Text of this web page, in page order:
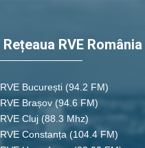
Rețeaua RVE România
RVE București (94.2 FM)
RVE Brașov (94.6 FM)
RVE Cluj (88.3 Mhz)
RVE Constanța (104.4 FM)